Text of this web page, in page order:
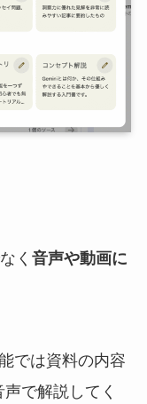
く 音声や動画に
では資料の内容
で解説してく